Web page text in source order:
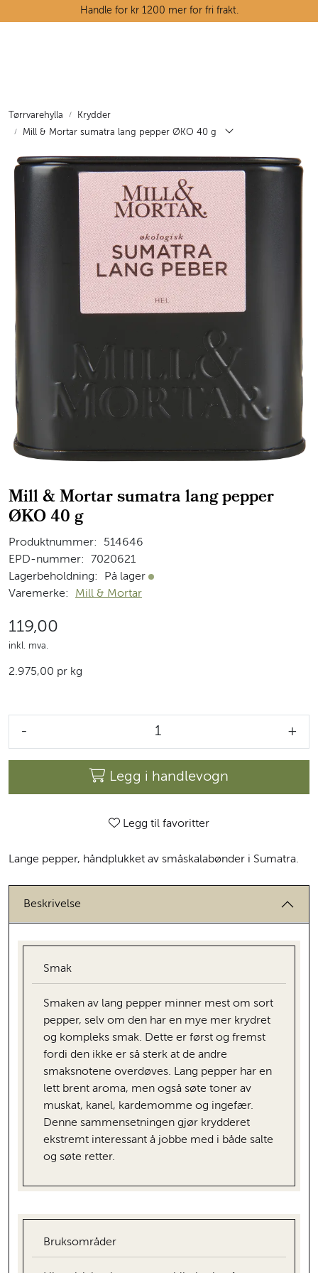
Skip to main contentHandle for kr 1200 mer for fri frakt.
Tørrvarehylla
Krydder
Mill & Mortar sumatra lang pepper ØKO 40 g
Mill & Mortar sumatra lang pepper
ØKO 40 g
Produktnummer:
514646
EPD-nummer:
7020621
Lagerbeholdning:
På lager På lager
Varemerke: Mill & Mortar
119,00
inkl. mva.
2.975,00 pr kg
- +
Legg i handlevogn
Legg til favoritter
Lange pepper, håndplukket av småskalabønder i Sumatra.
Beskrivelse
Smak
Smaken av lang pepper minner mest om sort
pepper, selv om den har en mye mer krydret
og kompleks smak. Dette er først og fremst
fordi den ikke er så sterk at de andre
smaksnotene overdøves. Lang pepper har en
lett brent aroma, men også søte toner av
muskat, kanel, kardemomme og ingefær.
Denne sammensetningen gjør krydderet
ekstremt interessant å jobbe med i både salte
og søte retter.
Bruksområder
Tørrvarehylla
Grøntavdelingen
Kunnskapshjørnet